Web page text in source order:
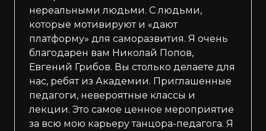
нереальными людьми. С людьми,
которые мотивируют и «дают
платформу» для саморазвития. Я очень
благодарен вам Николай Попов,
Евгений Грибов. Вы столько делаете для
нас, ребят из Академии. Приглашенные
педагоги, невероятные классы и
лекции. Это самое ценное мероприятие
за всю мою карьеру танцора-педагога. Я